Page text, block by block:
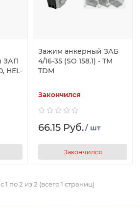
ЗАП
HEL-
Зажим анкерный ЗАБ
4/16-35 (SO 158.1) - TM
TDM
Закончился
66.15 Руб./ шт
Закончился
1 по 2 из 2 (всего 1 страниц)